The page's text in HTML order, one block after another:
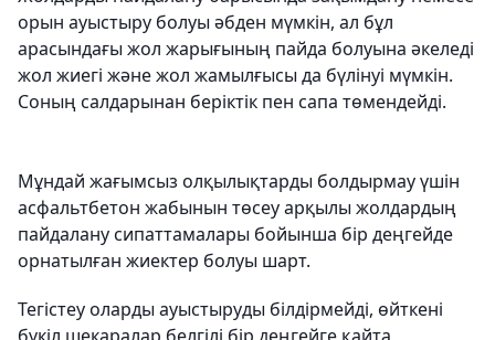
орын ауыстыру болуы әбден мүмкін, ал бұл
арасындағы жол жарығының пайда болуына әкеледі
жол жиегі және жол жамылғысы да бүлінуі мүмкін.
Соның салдарынан беріктік пен сапа төмендейді.
Мұндай жағымсыз олқылықтарды болдырмау үшін
асфальтбетон жабынын төсеу арқылы жолдардың
пайдалану сипаттамалары бойынша бір деңгейде
орнатылған жиектер болуы шарт.
Тегістеу оларды ауыстыруды білдірмейді, өйткені